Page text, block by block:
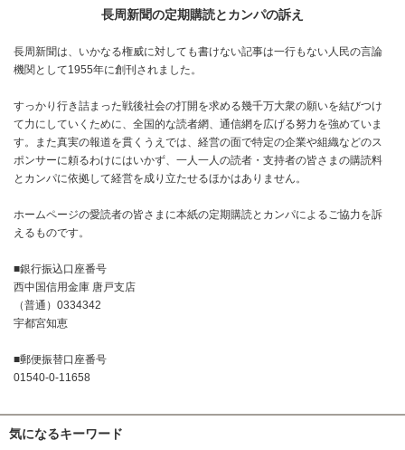
長周新聞の定期購読とカンパの訴え
長周新聞は、いかなる権威に対しても書けない記事は一行もない人民の言論
機関として1955年に創刊されました。
すっかり行き詰まった戦後社会の打開を求める幾千万大衆の願いを結びつけ
て力にしていくために、全国的な読者網、通信網を広げる努力を強めていま
す。また真実の報道を貫くうえでは、経営の面で特定の企業や組織などのス
ポンサーに頼るわけにはいかず、一人一人の読者・支持者の皆さまの購読料
とカンパに依拠して経営を成り立たせるほかはありません。
ホームページの愛読者の皆さまに本紙の定期購読とカンパによるご協力を訴
えるものです。
■銀行振込口座番号
西中国信用金庫 唐戸支店
（普通）0334342
宇都宮知恵
■郵便振替口座番号
01540-0-11658
気になるキーワード